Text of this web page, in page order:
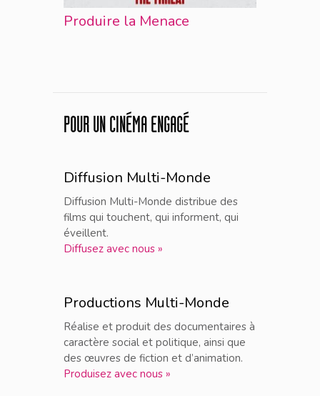
Produire la Menace
POUR UN CINÉMA ENGAGÉ
Diffusion Multi-Monde
Diffusion Multi-Monde distribue des
films qui touchent, qui informent, qui
éveillent.
Diffusez avec nous »
Productions Multi-Monde
Réalise et produit des documentaires à
caractère social et politique, ainsi que
des œuvres de fiction et d’animation.
Produisez avec nous »